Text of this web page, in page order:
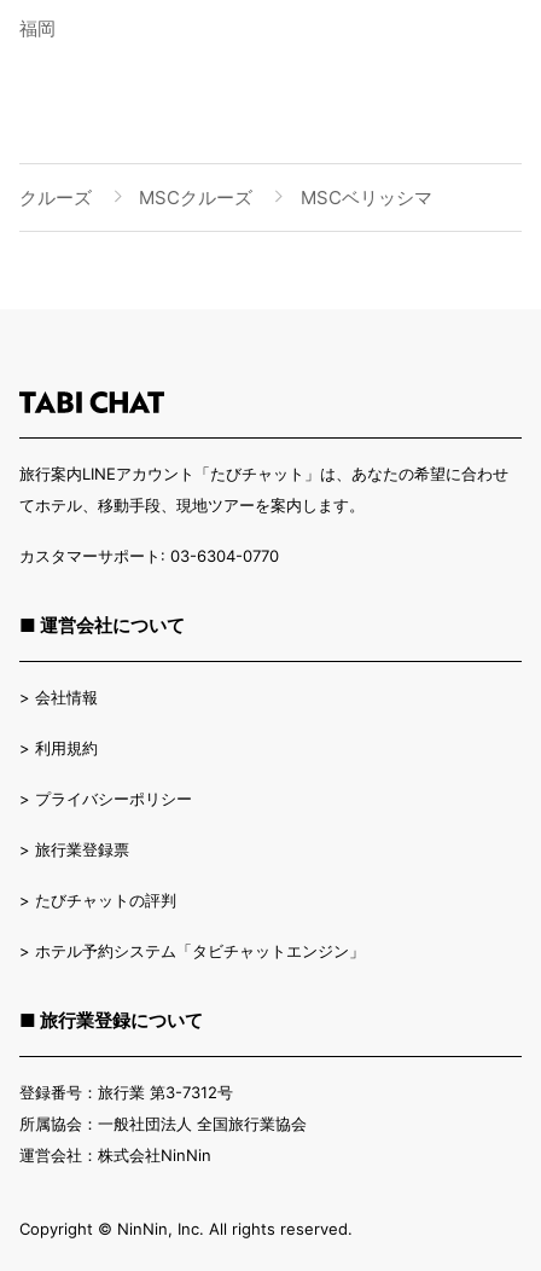
福岡
クルーズ MSCクルーズ MSCベリッシマ
旅行案内LINEアカウント「たびチャット」は、あなたの希望に合わせ
てホテル、移動手段、現地ツアーを案内します。
カスタマーサポート: 03-6304-0770
■ 運営会社について
> 会社情報
> 利用規約
> プライバシーポリシー
> 旅行業登録票
> たびチャットの評判
> ホテル予約システム「タビチャットエンジン」
■ 旅行業登録について
登録番号：旅行業 第3-7312号
所属協会：一般社団法人 全国旅行業協会
運営会社：株式会社NinNin
Copyright ©︎ NinNin, Inc. All rights reserved.